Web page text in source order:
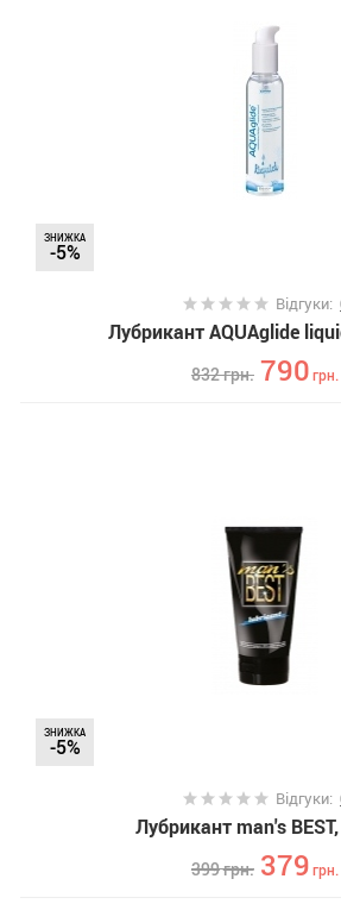
ЗНИЖКА
-5%
Відгуки:
Лубрикант AQUAglide
832грн. 790грн.
ЗНИЖКА
-5%
Відгуки:
Лубрикант man's
399грн. 379грн.